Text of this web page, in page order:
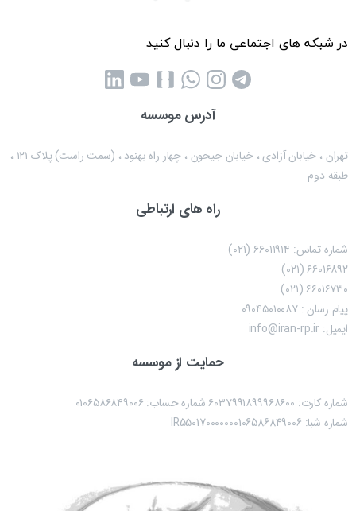
در شبکه های اجتماعی ما را دنبال کنید
آدرس موسسه
تهران ، خیابان آزادی ، خیابان جیحون ، چهار راه بهنود ، (سمت راست) پلاک ۱۲۱ ،
طبقه دوم
راه های ارتباطی
شماره تماس: ۶۶۰۱۱۹۱۴ (۰۲۱)
۶۶۰۱۶۸۹۲ (۰۲۱)
۶۶۰۱۶۷۳۰ (۰۲۱)
پیام رسان : ۰۹۰۴۵۰۱۰۰۸۷
ایمیل: info@iran-rp.ir
حمایت از موسسه
شماره کارت: ۶۰۳۷۹۹۱۸۹۹۹۶۸۶۰۰ شماره حساب:‌ ۰۱۰۶۵۸۶۸۴۹۰۰۶
شماره شبا: IR550170000000106586849006